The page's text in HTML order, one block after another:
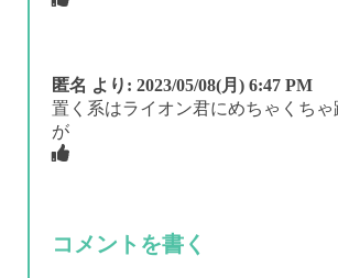
匿名 より: 2023/05/08(月) 6:47 PM
置く系はライオン君にめちゃくち
が
コメントを書く